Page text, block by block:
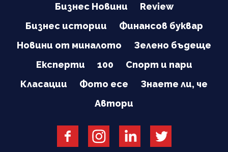
Бизнес Новини
Review
Бизнес истории
Финансов буквар
Новини от миналото
Зелено бъдеще
Експерти
100
Спорт и пари
Класации
Фото есе
Знаете ли, че
Автори